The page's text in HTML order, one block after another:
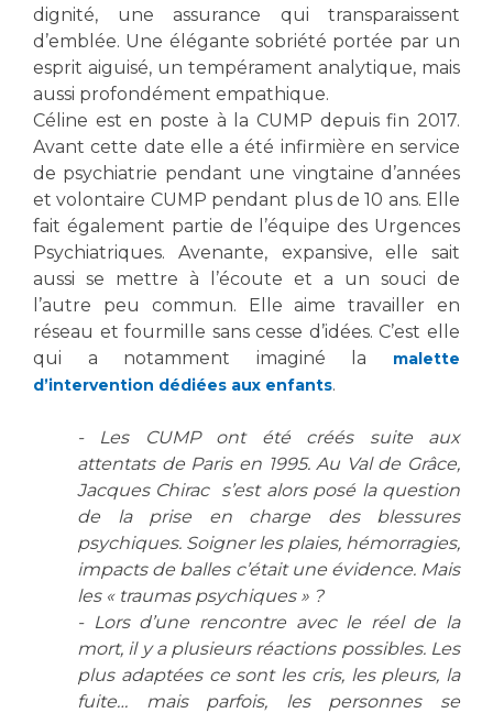
La Commission Des Usagers (CDU)
Les Comités Locaux des Usagers
Le projet des usagers
Qualité
Nos indicateurs qualité et de sécurité des soins
Protection des données
Sécurité
Les recherches en santé à l’AP-HM
Lieu de santé sans tabac
Rôles et missions
Liste des marchés conclus
Documents utiles
dignité, une assurance qui transparaissent
d’emblée. Une élégante sobriété portée par un
esprit aiguisé, un tempérament analytique, mais
aussi profondément empathique.
Céline est en poste à la CUMP depuis fin 2017.
Avant cette date elle a été infirmière en service
de psychiatrie pendant une vingtaine d’années
et volontaire CUMP pendant plus de 10 ans. Elle
fait également partie de l’équipe des Urgences
Psychiatriques. Avenante, expansive, elle sait
aussi se mettre à l’écoute et a un souci de
l’autre peu commun. Elle aime travailler en
réseau et fourmille sans cesse d’idées. C’est elle
qui a notamment imaginé la malette
d’intervention dédiées aux enfants.
- Les CUMP ont été créés suite aux
attentats de Paris en 1995. Au Val de Grâce,
Jacques Chirac s’est alors posé la question
de la prise en charge des blessures
psychiques. Soigner les plaies, hémorragies,
impacts de balles c’était une évidence. Mais
les « traumas psychiques » ?
- Lors d’une rencontre avec le réel de la
mort, il y a plusieurs réactions possibles. Les
plus adaptées ce sont les cris, les pleurs, la
fuite… mais parfois, les personnes se